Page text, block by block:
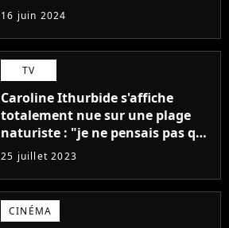
"L'un des films les plus
médiocres jamais réalisés"
16 juin 2024
TV
Caroline Ithurbide s'affiche
totalement nue sur une plage
naturiste : "je ne pensais pas que
j'arriverais à le faire..."
25 juillet 2023
CINÉMA